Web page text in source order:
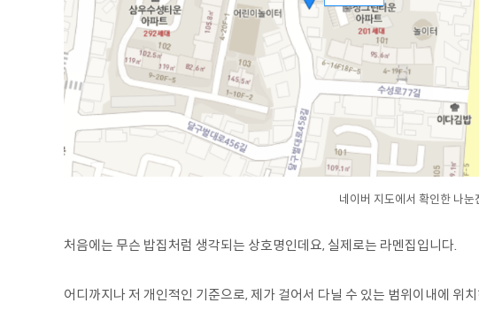
네이버 지도에서 확인한 나눈
처음에는 무슨 밥집처럼 생각되는 상호명인데요, 실제로는 라멘집입니다.
어디까지나 저 개인적인 기준으로, 제가 걸어서 다닐 수 있는 범위이내에 위